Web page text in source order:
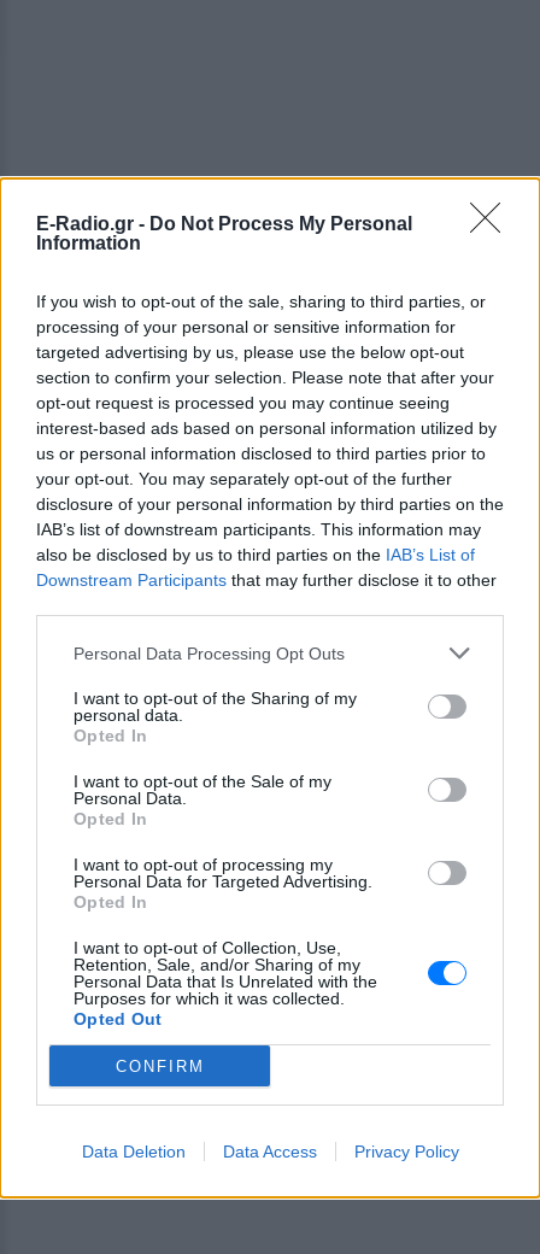
E-Radio.gr - Do Not Process My Personal
Information
If you wish to opt-out of the sale, sharing to third parties, or
processing of your personal or sensitive information for
targeted advertising by us, please use the below opt-out
section to confirm your selection. Please note that after your
opt-out request is processed you may continue seeing
interest-based ads based on personal information utilized by
us or personal information disclosed to third parties prior to
your opt-out. You may separately opt-out of the further
disclosure of your personal information by third parties on the
IAB’s list of downstream participants. This information may
also be disclosed by us to third parties on the IAB’s List of
Downstream Participants that may further disclose it to other
Personal Data Processing Opt Outs
I want to opt-out of the Sharing of my
personal data.
Opted In
I want to opt-out of the Sale of my
Personal Data.
Opted In
I want to opt-out of processing my
Personal Data for Targeted Advertising.
Opted In
I want to opt-out of Collection, Use,
Retention, Sale, and/or Sharing of my
Personal Data that Is Unrelated with the
Purposes for which it was collected.
Opted Out
CONFIRM
Data Deletion Data Access Privacy Policy
Η υπόθεση λαμβάνει διαστάσεις θρίλερ και από την
επιλογή του Γενικού Επιτελείου Ναυτικού να μην
πολεμικού υλικού, ποια ακριβώς ήταν τα
πυρομαχικά που εκλάπησαν και σε ποια ποσότητα.
Η πολιτική ηγεσία του υπουργείου Εθνικής Άμυνας
επέλεξε να επισημάνει ότι η απώλεια του υλικού
δεν έγινε την Δευτέρα 9 Σεπτεμβρίου 2019, απλώς
διαπιστώθηκε το προχθεσινό απόγευμα. Επειδή
όμως οι κρατικές υπηρεσίες, πολύ περισσότερο οι
ένοπλες δυνάμεις έχουν συνέχεια, το ερώτημα πότε
έγινε η κλοπή είναι σημαντικό αλλά δεν είναι το
μοναδικό. Κρισιμότερο είναι ίσως να διακριβωθεί
πώς αφαιρέθηκε το πολεμικό υλικό από την τόσο
ναυτικής βάσης κοντά στα ελληνοτουρκικά σύνορα
χωρίς κανείς να καταλάβει τίποτα.
Για να δοθούν οι απαντήσεις η έρευνα έχει
επικεντρωθεί σε περίπου 10 πρόσωπα που είχαν
πρόσβαση στην αποθήκη πυρομαχικών την
τελευταία διετία. Για την αναζήτηση πιθανών
αξιωματικοί του Πολεμικού Ναυτικού που έχουν
αναλάβει την έρευνα χρησιμοποιούν μεθόδους που
θυμίζουν το αμερικανικό... CSI φιλοτεχνώντας το
προφίλ αυτών των 10 προσώπων αλλά και
αναζητώντας πιθανά κίνητρα, λάθη ή παραλείψεις
που ενδεχομένως διευκόλυναν την κλοπή του
στρατιωτικού υλικού.